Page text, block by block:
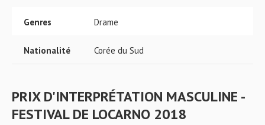
Genres Drame
Nationalité Corée du Sud
PRIX D'INTERPRÉTATION MASCULINE -
FESTIVAL DE LOCARNO 2018